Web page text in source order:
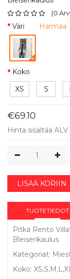
(0
Väri Harmaa
Koko
XS
S
€69.10
Hinta sisältää ALV
LISÄÄ KORIIN
TUOTETIEDOT
Pitkä Rento
Bleiserikaulus
Kategoriat:
Koko: